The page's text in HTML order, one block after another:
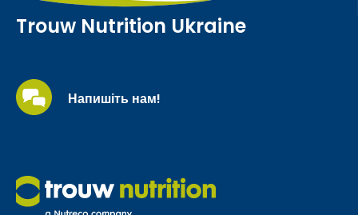
Trouw Nutrition Ukraine
Напишіть нам!